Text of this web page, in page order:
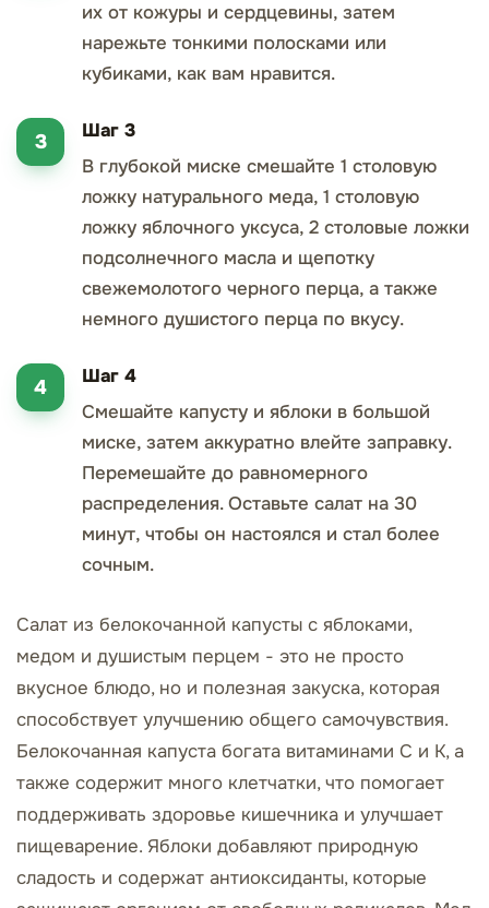
их от кожуры и сердцевины, затем
нарежьте тонкими полосками или
кубиками, как вам нравится.
Шаг 3
В глубокой миске смешайте 1 столовую
ложку натурального меда, 1 столовую
ложку яблочного уксуса, 2 столовые ложки
подсолнечного масла и щепотку
свежемолотого черного перца, а также
немного душистого перца по вкусу.
Шаг 4
Смешайте капусту и яблоки в большой
миске, затем аккуратно влейте заправку.
Перемешайте до равномерного
распределения. Оставьте салат на 30
минут, чтобы он настоялся и стал более
сочным.
Салат из белокочанной капусты с яблоками,
медом и душистым перцем - это не просто
вкусное блюдо, но и полезная закуска, которая
способствует улучшению общего самочувствия.
Белокочанная капуста богата витаминами С и К, а
также содержит много клетчатки, что помогает
поддерживать здоровье кишечника и улучшает
пищеварение. Яблоки добавляют природную
сладость и содержат антиоксиданты, которые